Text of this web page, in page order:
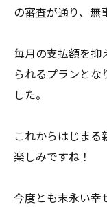
の審査が通り、無
毎月の支払額を抑
られるプランとな
した。
これからはじま
楽しみですね！
今度とも末永い幸